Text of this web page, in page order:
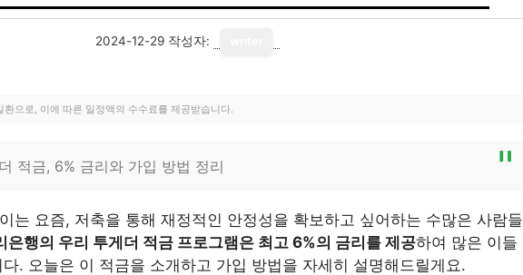
2024-12-29 작성자:
으로, 이에 따른 일정액의 수수료를 제공받습니다.
적금, 6% 금리와 가입 방법 정리
는 요즘, 저축을 통해 재정적인 안정성을 확보하고 싶어하는 수많은 사람들
은행의 우리 투게더 적금 프로그램은 최고 6%의 금리를 제공하여 많은 이들
. 오늘은 이 적금을 소개하고 가입 방법을 자세히 설명해드릴게요.